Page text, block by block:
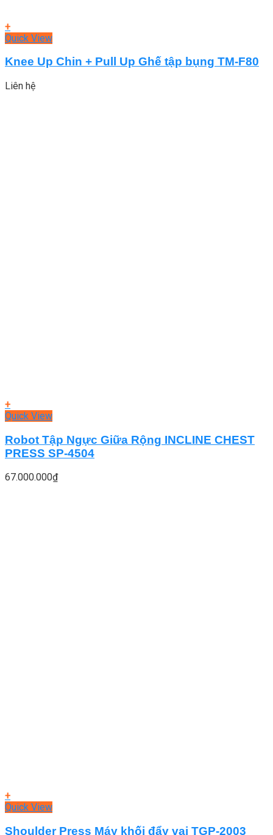
+
Quick View
Knee Up Chin + Pull Up Ghế tập bụng TM-F80
Liên hệ
+
Quick View
Robot Tập Ngực Giữa Rộng INCLINE CHEST
PRESS SP-4504
67.000.000₫
+
Quick View
Shoulder Press Máy khối đẩy vai TGP-2003